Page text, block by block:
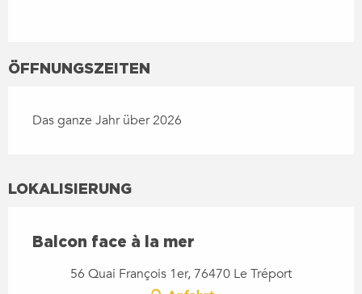
ÖFFNUNGSZEITEN
Das ganze Jahr über 2026
LOKALISIERUNG
Balcon face à la mer
56 Quai François 1er, 76470 Le Tréport